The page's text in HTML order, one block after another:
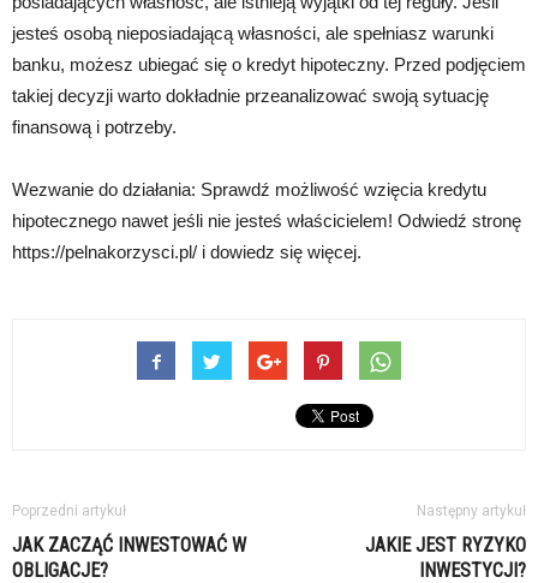
jesteś osobą nieposiadającą własności, ale spełniasz warunki
banku, możesz ubiegać się o kredyt hipoteczny. Przed podjęciem
takiej decyzji warto dokładnie przeanalizować swoją sytuację
finansową i potrzeby.
Wezwanie do działania: Sprawdź możliwość wzięcia kredytu
hipotecznego nawet jeśli nie jesteś właścicielem! Odwiedź stronę
https://pelnakorzysci.pl/ i dowiedz się więcej.
Poprzedni artykuł
JAK ZACZĄĆ INWESTOWAĆ W
OBLIGACJE?
Następny artykuł
JAKIE JEST RYZYKO
INWESTYCJI?